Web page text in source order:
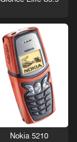
Nokia 5210